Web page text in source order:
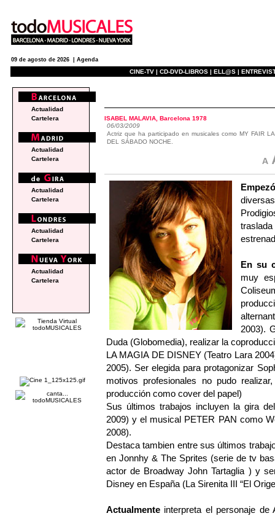
09 de agosto de 2026 | Agenda
CINE-TV | CD-DVD-LIBROS | ELL@S |
ISABEL MALAVIA, Barcelona 1978
06/03/2009
Actriz que ha participado en musicales como MY FAIR
DEL SÁBADO NOCHE.
En su
muy
2003).
Duda (Globomedia), realizar la
LA MAGIA DE DISNEY (Teatro Lara
2005). Ser elegida para protagonizar
motivos profesionales no pudo
producción como cover del papel)
Sus últimos trabajos incluyen la gira
2009) y el musical PETER PAN como
2008).
Destaca tambien entre sus últimos
en Jonnhy & The Sprites (serie de tv
actor de Broadway John Tartaglia ) y
Disney en España (La Sirenita III “El
Actualmente interpreta el personaje
Actualidad
Cartelera
Actualidad
Cartelera
Actualidad
Cartelera
Actualidad
Cartelera
Actualidad
Cartelera